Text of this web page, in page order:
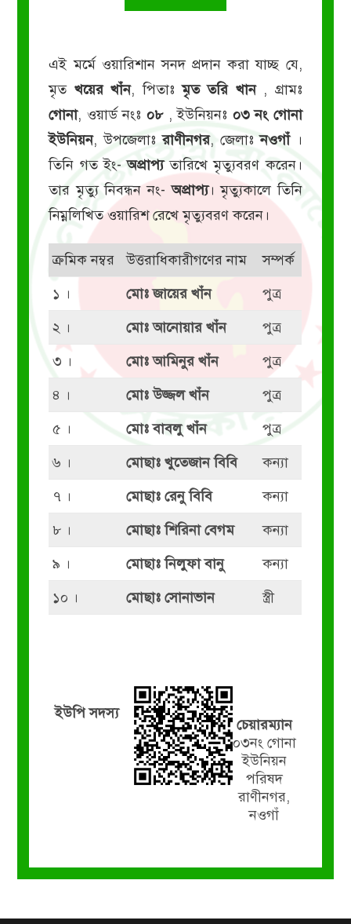
এই মর্মে ওয়ারিশান সনদ প্রদান করা যাচ্ছ যে,
মৃত খয়ের খাঁন, পিতাঃমৃত তরি খান, গ্রামঃ
গোনা, ওয়ার্ড নংঃ ০৮ , ইউনিয়নঃ ০৩ নং গোনা
ইউনিয়ন, উপজেলাঃরাণীনগর, জেলাঃনওগাঁ।
তিনি গত ইং-অপ্রাপ্যতারিখে মৃত্যুবরণ করেন।
তার মৃত্যু নিবন্ধন নং-অপ্রাপ্য। মৃত্যুকালে তিনি
নিম্নলিখিত ওয়ারিশ রেখে মৃত্যুবরণ করেন।
ক্রমিক নম্বর উত্তরাধিকারীগণের নাম
সম্পর্ক
১ ।
মোঃ জায়ের খাঁন
পুত্র
২ ।
মোঃ আনোয়ার খাঁন
পুত্র
৩ ।
মোঃ আমিনুর খাঁন
পুত্র
৪ ।
মোঃ উজ্জল খাঁন
পুত্র
৫ ।
মোঃ বাবলু খাঁন
পুত্র
৬ ।
মোছাঃ খুতেজান বিবি
কন্যা
৭ ।
মোছাঃ রেনু বিবি
কন্যা
৮ ।
মোছাঃ শিরিনা বেগম
কন্যা
৯ ।
মোছাঃ নিলুফা বানু
কন্যা
১০ ।
মোছাঃ সোনাভান স্ত্রী
ইউপি সদস্য
চেয়ারম্যান
০৩নং গোনা
ইউনিয়ন
পরিষদ
রাণীনগর,
নওগাঁ